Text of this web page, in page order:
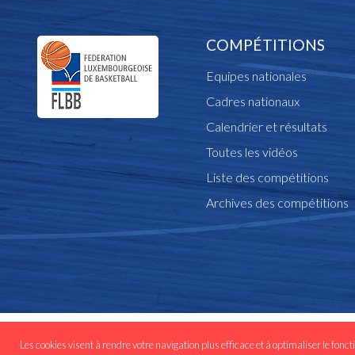
COMPÉTITIONS
Equipes nationales
Cadres nationaux
Calendrier et résultats
Toutes les vidéos
Liste des compétitions
Archives des compétitions
© Copyright flbb.lu -
Les cookies visent à rendre votre navigation plus efficace et à optimaliser le